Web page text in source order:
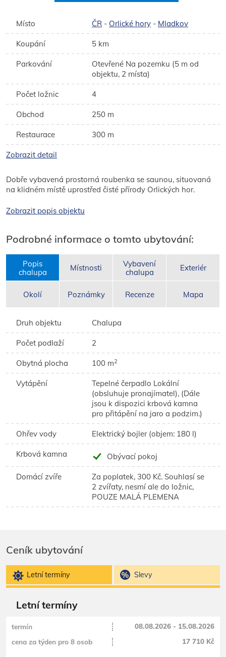
Dobře vybavená prostorná roubenka se saunou, situovaná
na klidném místě uprostřed čisté přírody Orlických hor.
Zobrazit popis objektu
Místo ČR - Orlické hory - Mladkov
Koupání 5 km
Parkování
Otevřené Na pozemku (5 m od
objektu, 2 místa)
Počet ložnic 4
Obchod 250 m
Restaurace 300 m
Zobrazit detail
Podrobné informace o tomto ubytování:
Popis
chalupa
Místnosti
Vybavení
chalupa
Exteriér
Okolí Poznámky Recenze Mapa
Druh objektu Chalupa
Počet podlaží 2
Obytná plocha 100 m2
Vytápění
Tepelné čerpadlo Lokální
(obsluhuje pronajímatel), (Dále
jsou k dispozici krbová kamna
pro přitápění na jaro a podzim.)
Ohřev vody Elektrický bojler (objem: 180 l)
Krbová kamna Obývací pokoj
Domácí zvíře
Za poplatek, 300 Kč. Souhlasí se
2 zvířaty, nesmí ale do ložnic,
POUZE MALÁ PLEMENA
Ceník ubytování
Letní termíny Slevy
Letní termíny
08.08.2026 - 15.08.2026
17 710 Kč